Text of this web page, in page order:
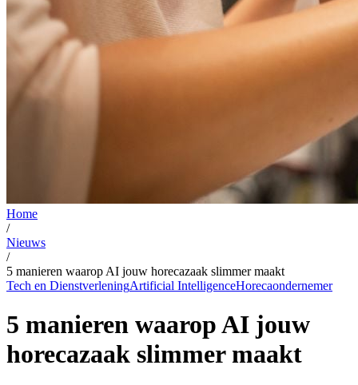
Home
/
Nieuws
/
5 manieren waarop AI jouw horecazaak slimmer maakt
Tech en DienstverleningArtificial IntelligenceHorecaondernemer
5 manieren waarop AI jouw
horecazaak slimmer maakt